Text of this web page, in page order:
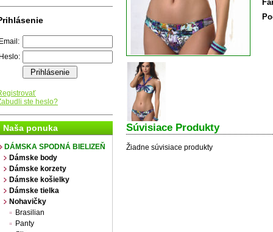
ste heslo?
Naša ponuka
DÁMSKA SPODNÁ BIELIZEŇ
Dámske body
Dámske korzety
Dámske košielky
Dámske tielka
Nohavičky
Brasilian
Panty
Súvisiace Produkty
Žiadne súvisiace produkty